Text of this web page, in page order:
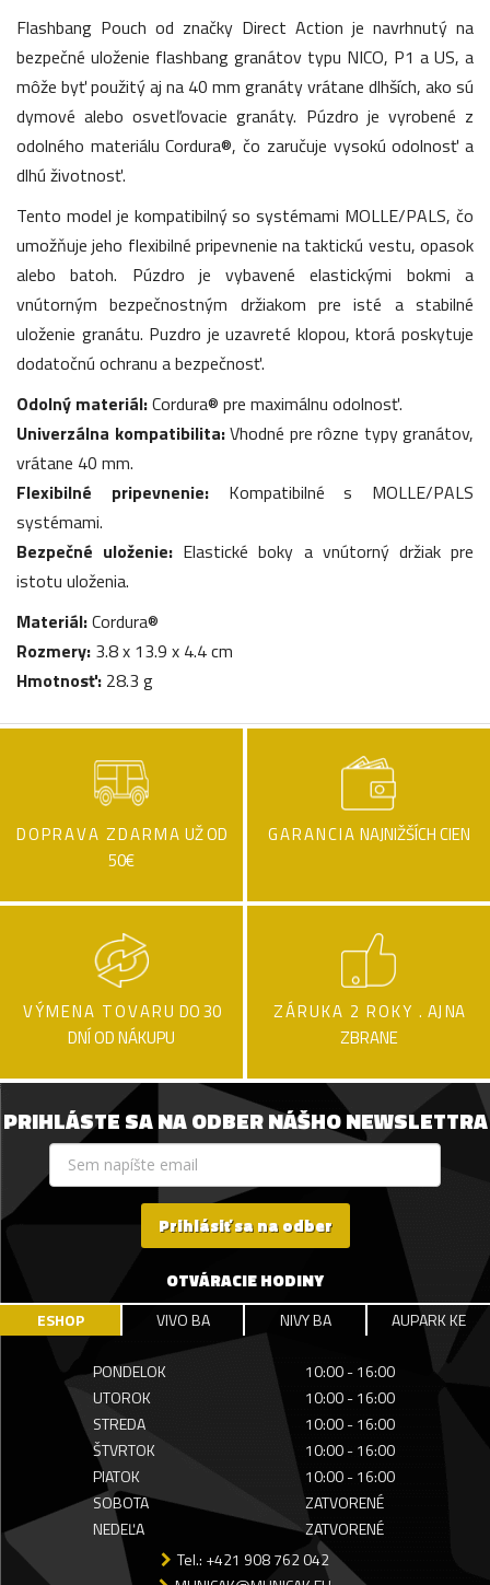
Flashbang Pouch od značky Direct Action je navrhnutý na
bezpečné uloženie flashbang granátov typu NICO, P1 a US, a
môže byť použitý aj na 40 mm granáty vrátane dlhších, ako sú
dymové alebo osvetľovacie granáty. Púzdro je vyrobené z
odolného materiálu Cordura®, čo zaručuje vysokú odolnosť a
dlhú životnosť.
Tento model je kompatibilný so systémami MOLLE/PALS, čo
umožňuje jeho flexibilné pripevnenie na taktickú vestu, opasok
alebo batoh. Púzdro je vybavené elastickými bokmi a
vnútorným bezpečnostným držiakom pre isté a stabilné
uloženie granátu. Puzdro je uzavreté klopou, ktorá poskytuje
dodatočnú ochranu a bezpečnosť.
Odolný materiál:Cordura® pre maximálnu odolnosť.
Univerzálna kompatibilita:Vhodné pre rôzne typy granátov,
vrátane 40 mm.
Flexibilné pripevnenie: Kompatibilné s MOLLE/PALS
systémami.
Bezpečné uloženie: Elastické boky a vnútorný držiak pre
istotu uloženia.
Materiál:Cordura®
Rozmery: 3.8 x 13.9 x 4.4 cm
Hmotnosť: 28.3 g
DOPRAVA ZDARMA UŽ OD
50€
GARANCIA NAJNIŽŠÍCH CIEN
VÝMENA TOVARU DO 30
DNÍ OD NÁKUPU
ZÁRUKA 2 ROKY . AJ NA
ZBRANE
PRIHLÁSTE SA NA ODBER NÁŠHO NEWSLETTRA
Prihlásiť sa na odber
OTVÁRACIE HODINY
ESHOP VIVO BA NIVY BA AUPARK KE
PONDELOK
10:00 - 16:00
UTOROK
10:00 - 16:00
STREDA
10:00 - 16:00
ŠTVRTOK
10:00 - 16:00
PIATOK
10:00 - 16:00
SOBOTA
ZATVORENÉ
NEDEĽA
ZATVORENÉ
Tel.: +421 908 762 042